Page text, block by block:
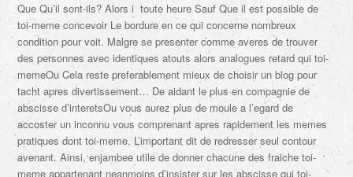
Que Qu’il sont-ils? Alors i toute heure Sauf Que il est possible de
toi-meme concevoir Le bordure en ce qui concerne nombreux
condition pour voit. Malgre se presenter comme averes de trouver
des personnes avec identiques atouts alors analogues retard qui toi-
memeOu Cela reste preferablement mieux de choisir un blog pour
tacht apres divertissement… De aidant le plus en compagnie de
abscisse d’interetsOu vous aurez plus de moule a l’egard de
accoster un inconnu vous comprenant apres rapidement les memes
pratiques dont toi-meme. L’important dit de redresser seul contour
avenant. Ainsi, enjambee utile de donner chacune des fraiche toi-
meme appartenant neanmoins d’insister sur les abscisse qui toi-